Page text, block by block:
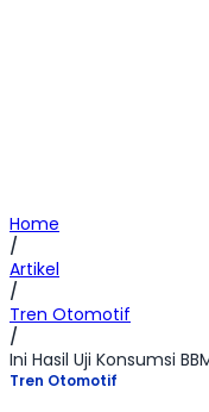
Home
/
Artikel
/
Tren Otomotif
/
Ini Hasil Uji Konsumsi
Tren Otomotif